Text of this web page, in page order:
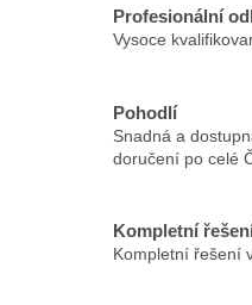
Profesionální
Vysoce
Pohodlí
Snadná a
doručení po celé
Kompletní
Kompletní řešení